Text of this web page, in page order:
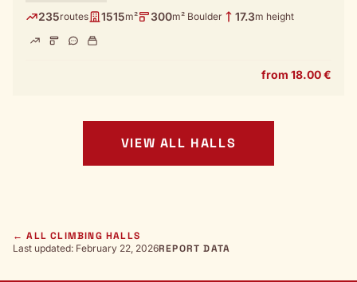
235routes 1515m² 300m² Boulder 17.3m height
from 18.00 €
VIEW ALL HALLS
← ALL CLIMBING HALLS
Last updated: February 22, 2026REPORT DATA